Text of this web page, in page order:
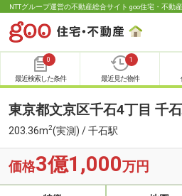
NTTグループ運営の不動産総合サイト goo住宅・不動産
0
最近検索した条件
1
最近見た物件
東京都文京区千石4丁目 千
203.36m2(実測) / 千石駅
価格3億1,000万円